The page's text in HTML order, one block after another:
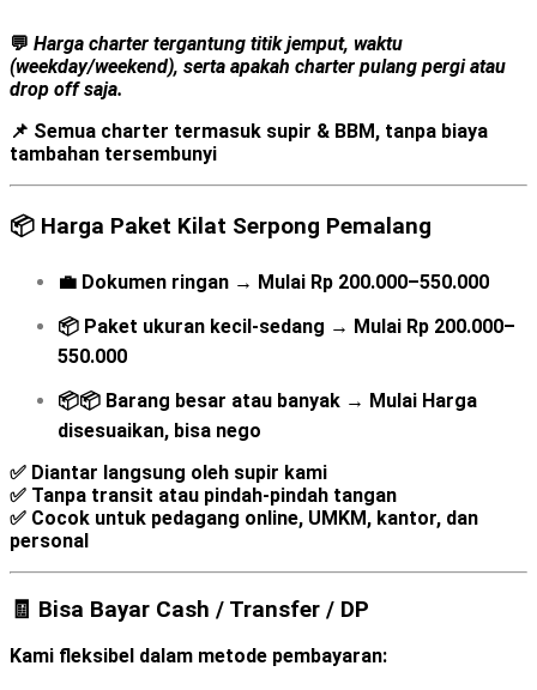
💬 Harga charter tergantung titik jemput, waktu
(weekday/weekend), serta apakah charter pulang pergi atau
drop off saja.
📌 Semua charter termasuk supir & BBM , tanpa biaya
tambahan tersembunyi
📦 Harga Paket Kilat Serpong Pemalang
💼 Dokumen ringan → Mulai Rp 200.000–550.000
📦 Paket ukuran kecil-sedang → Mulai Rp 200.000–
550.000
📦📦 Barang besar atau banyak → Mulai Harga
disesuaikan, bisa nego
✅ Diantar langsung oleh supir kami
✅ Tanpa transit atau pindah-pindah tangan
✅ Cocok untuk pedagang online, UMKM, kantor, dan
personal
🧾 Bisa Bayar Cash / Transfer / DP
Kami fleksibel dalam metode pembayaran: